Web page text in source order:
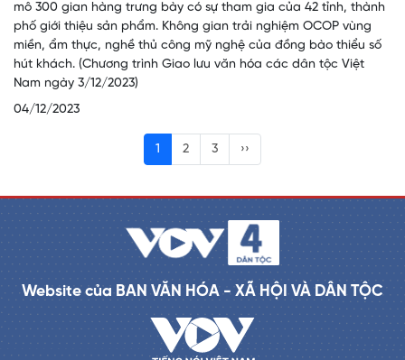
mô 300 gian hàng trưng bày có sự tham gia của 42 tỉnh, thành
phố giới thiệu sản phẩm. Không gian trải nghiệm OCOP vùng
miền, ẩm thực, nghề thủ công mỹ nghệ của đồng bào thiểu số
hút khách. (Chương trình Giao lưu văn hóa các dân tộc Việt
Nam ngày 3/12/2023)
04/12/2023
1 2 3 ››
Website của BAN VĂN HÓA - XÃ HỘI VÀ DÂN TỘC